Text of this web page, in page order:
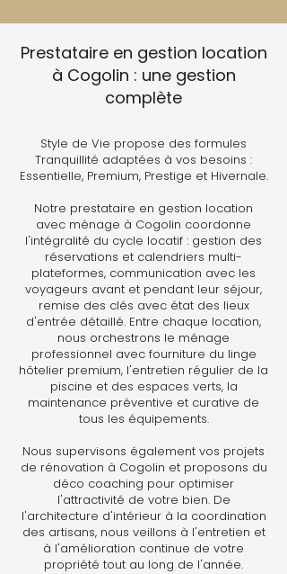
Prestataire en gestion location
à Cogolin : une gestion
complète
Style de Vie propose des formules
Tranquillité adaptées à vos besoins :
Essentielle, Premium, Prestige et Hivernale.
Notre prestataire en gestion location
avec ménage à Cogolin coordonne
l'intégralité du cycle locatif : gestion des
réservations et calendriers multi-
plateformes, communication avec les
voyageurs avant et pendant leur séjour,
remise des clés avec état des lieux
d'entrée détaillé. Entre chaque location,
nous orchestrons le ménage
professionnel avec fourniture du linge
hôtelier premium, l'entretien régulier de la
piscine et des espaces verts, la
maintenance préventive et curative de
tous les équipements.
Nous supervisons également vos projets
de rénovation à Cogolin et proposons du
déco coaching pour optimiser
l'attractivité de votre bien. De
l'architecture d'intérieur à la coordination
des artisans, nous veillons à l'entretien et
à l'amélioration continue de votre
propriété tout au long de l'année.